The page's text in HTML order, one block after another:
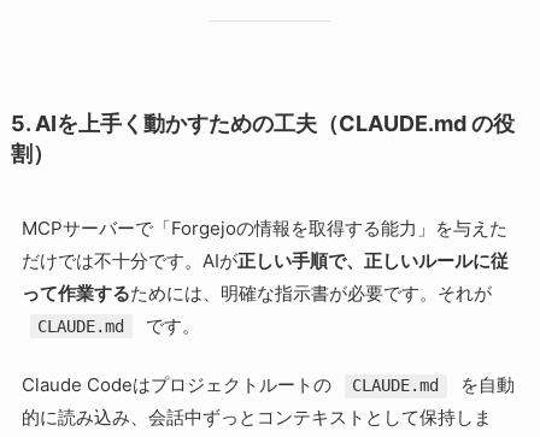
5. AIを上手く動かすための工夫（CLAUDE.md の役
割）
MCPサーバーで「Forgejoの情報を取得する能力」を与えた
だけでは不十分です。AIが正しい手順で、正しいルールに従
って作業するためには、明確な指示書が必要です。それが
CLAUDE.md です。
Claude Codeはプロジェクトルートの CLAUDE.md
を自動
的に読み込み、会話中ずっとコンテキストとして保持しま